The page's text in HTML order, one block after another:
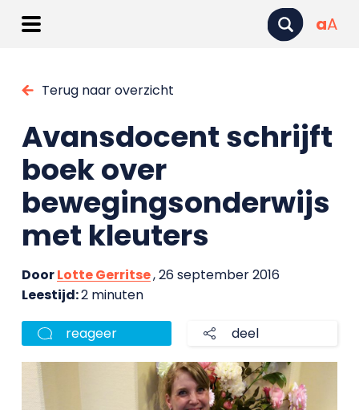
aA
Terug naar overzicht
Avansdocent schrijft
boek over
bewegingsonderwijs
met kleuters
DoorLotte Gerritse, 26 september 2016
Leestijd:2 minuten
reageer deel